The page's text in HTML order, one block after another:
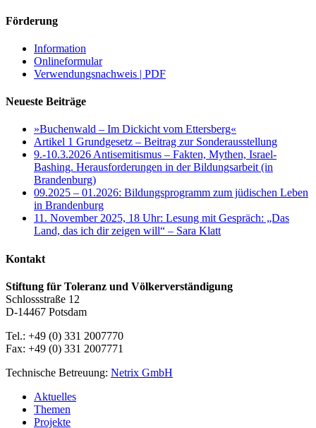
Förderung
Information
Onlineformular
Verwendungsnachweis | PDF
Neueste Beiträge
»Buchenwald – Im Dickicht vom Ettersberg«
Artikel 1 Grundgesetz – Beitrag zur Sonderausstellung
9.-10.3.2026 Antisemitismus – Fakten, Mythen, Israel-
Bashing. Herausforderungen in der Bildungsarbeit (in
Brandenburg)
09.2025 – 01.2026: Bildungsprogramm zum jüdischen Leben
in Brandenburg
11. November 2025, 18 Uhr: Lesung mit Gespräch: „Das
Land, das ich dir zeigen will“ – Sara Klatt
Kontakt
Stiftung für Toleranz und Völkerverständigung
Schlossstraße 12
D-14467 Potsdam
Tel.: +49 (0) 331 2007770
Fax: +49 (0) 331 2007771
Technische Betreuung: Netrix GmbH
Close
Menu
Aktuelles
Themen
Projekte